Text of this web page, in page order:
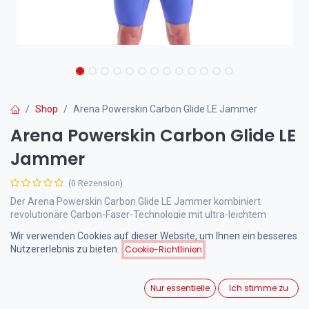
Shop Arena Powerskin Carbon Glide LE Jammer
Arena Powerskin Carbon Glide LE
Jammer
(0 Rezension)
Der Arena Powerskin Carbon Glide LE Jammer kombiniert
revolutionäre Carbon-Faser-Technologie mit ultra-leichtem
World Aquatics (FINA) zugelassen für Wettkämpfe auf höchstem
Niveau.
Wir verwenden Cookies auf dieser Website, um Ihnen ein besseres
Nutzererlebnis zu bieten.
Cookie-Richtlinien
Nur essentielle Ich stimme zu